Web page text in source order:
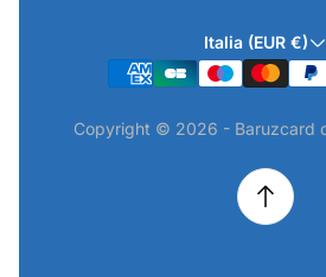
Termini & Condizioni
Informativa Prodotti ExtraEU
Chi-sono
Scopri il Negozio Fisico !
Indirizzo Negozio: Via Luigi
19021 Arcola (SP)
P.IVA.: 01520250117
Telefono/Whatsapp: 3288853914
Italia (EUR €)
Copyright © 2026 - Baruzcard